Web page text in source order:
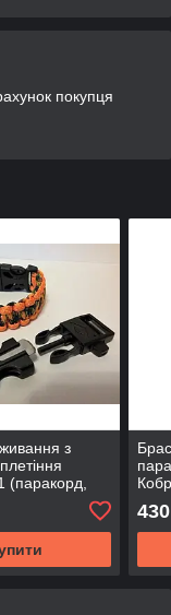
покупця
з
(паракорд,
свисток,
430